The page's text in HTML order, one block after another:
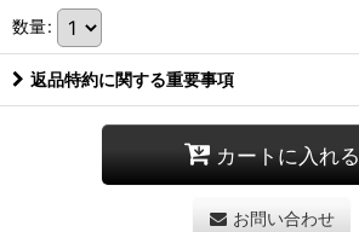
数量:
返品特約に関する重要事項
カートに入れる
お問い合わせ